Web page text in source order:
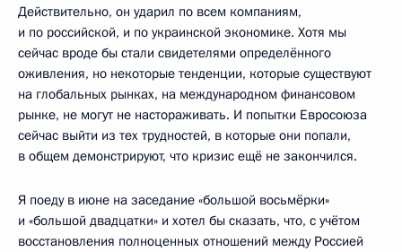
Действительно, он ударил по всем компаниям,
и по российской, и по украинской экономике. Хотя мы
сейчас вроде бы стали свидетелями определённого
оживления, но некоторые тенденции, которые существуют
на глобальных рынках, на международном финансовом
рынке, не могут не настораживать. И попытки Евросоюза
сейчас выйти из тех трудностей, в которые они попали,
в общем демонстрируют, что кризис ещё не закончился.
Я поеду в июне на заседание «большой восьмёрки»
и «большой двадцатки» и хотел бы сказать, что, с учётом
восстановления полноценных отношений между Россией